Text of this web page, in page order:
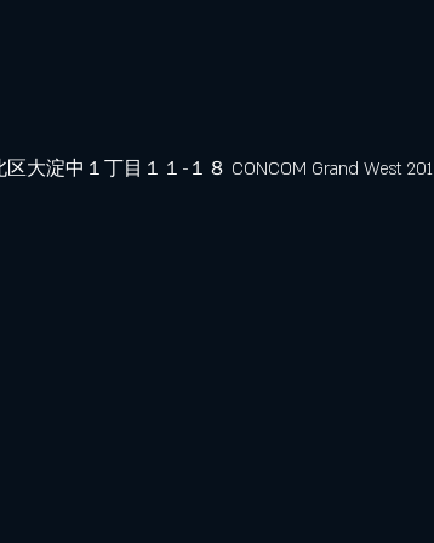
大淀中１丁目１１−１８ CONCOM Grand West 201